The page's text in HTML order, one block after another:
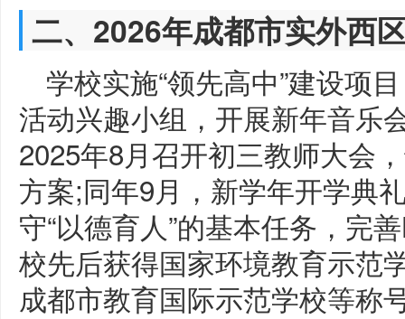
二、2026年成都市实外西
学校实施“领先高中”建设项
活动兴趣小组，开展新年音乐
2025年8月召开初三教师大会
方案;同年9月，新学年开学典
守“以德育人”的基本任务，完
校先后获得国家环境教育示范
成都市教育国际示范学校等称